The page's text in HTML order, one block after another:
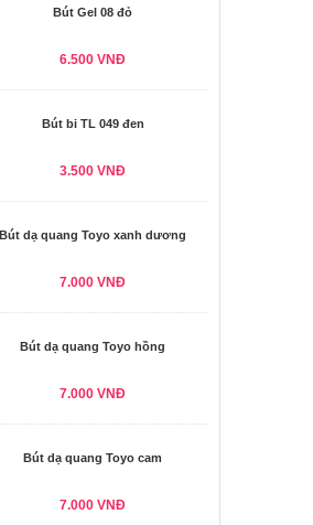
Bút Gel 08 đỏ
6.500 VNĐ
Bút bi TL 049 đen
3.500 VNĐ
Bút dạ quang Toyo xanh dương
7.000 VNĐ
Bút dạ quang Toyo hồng
7.000 VNĐ
Bút dạ quang Toyo cam
7.000 VNĐ